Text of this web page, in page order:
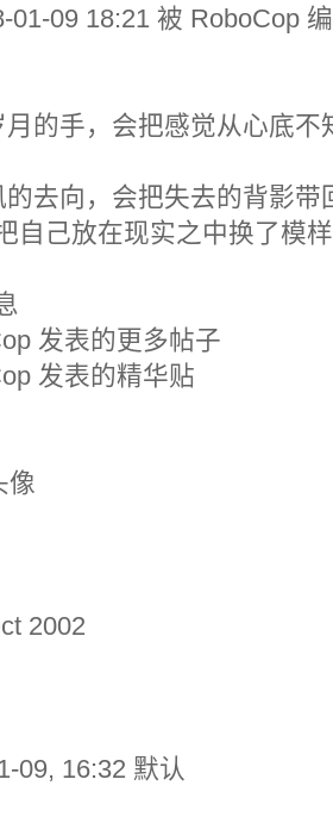
01-09 18:21 被 RoboCop
的手，会把感觉从心底
去向，会把失去的背影
己放在现实之中换了模
发表的更多帖子
发表的精华贴
像
2002
09, 16:32 默认